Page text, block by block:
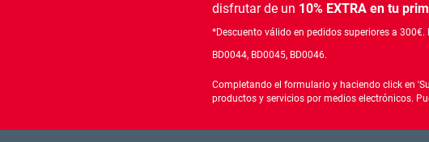
disfrutar de un 10% EXTRA en tu
*Descuento válido en pedidos superiores a
BD0044, BD0045, BD0046.
Completando el formulario y haciendo click en
productos y servicios por medios electrónicos.